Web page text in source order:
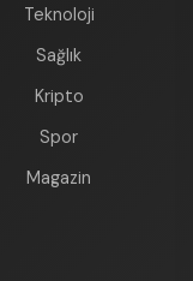
Teknoloji
Sağlık
Kripto
Spor
Magazin